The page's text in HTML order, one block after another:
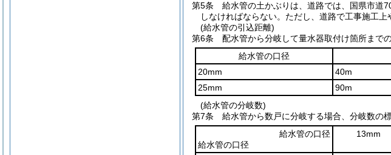
第5条
給水管の土かぶりは、道路では、国県市道
しなければならない。 ただし、道路で工事施工上
(給水管の引込距離)
第6条
配水管から分岐して量水器取付け箇所まで
給水管の口径
20mm
40m
25mm
90m
(給水管の分岐数)
第7条
給水管から数戸に分岐する場合、分岐数の
給水管の口径
給水管の口径
13mm